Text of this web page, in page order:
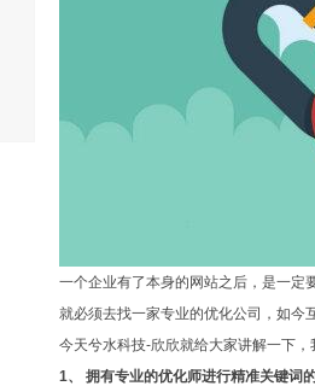
一个企业有了本身的网站之后，是一定
就必须去找一家专业的优化公司，如今
今天兮水科技-欣欣就给大家讲解一下
1、 拥有专业的优化师进行精准关键词